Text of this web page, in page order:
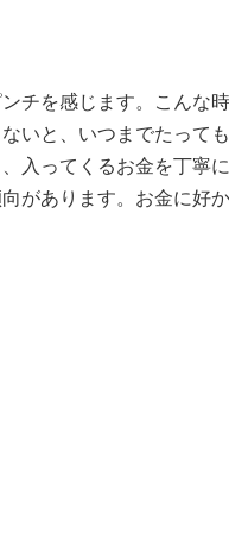
チを感じます。こんな
いと、いつまでたって
入ってくるお金を丁寧
があります。お金に好